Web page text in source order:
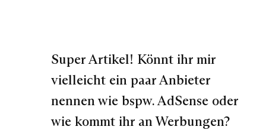
Super Artikel! Könnt ihr mir
vielleicht ein paar Anbieter
nennen wie bspw. AdSense oder
wie kommt ihr an Werbungen?